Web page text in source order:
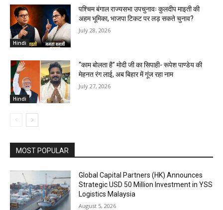
Hindi
पश्चिम बंगाल राज्यसभा उपचुनावः कुलदीप माइती की
अहम भूमिका, भाजपा टिकट पर लड़ सकते चुनाव?
July 28, 2026
Hindi
“काम बोलता है” मोदी जी का सिपाही- रूपेश पाण्डेय की
मेहनत रंग लाई, अब बिहार में गूंज रहा नाम
July 27, 2026
MOST POPULAR
Global Capital Partners (HK) Announces
Strategic USD 50 Million Investment in YSS
Logistics Malaysia
August 5, 2026